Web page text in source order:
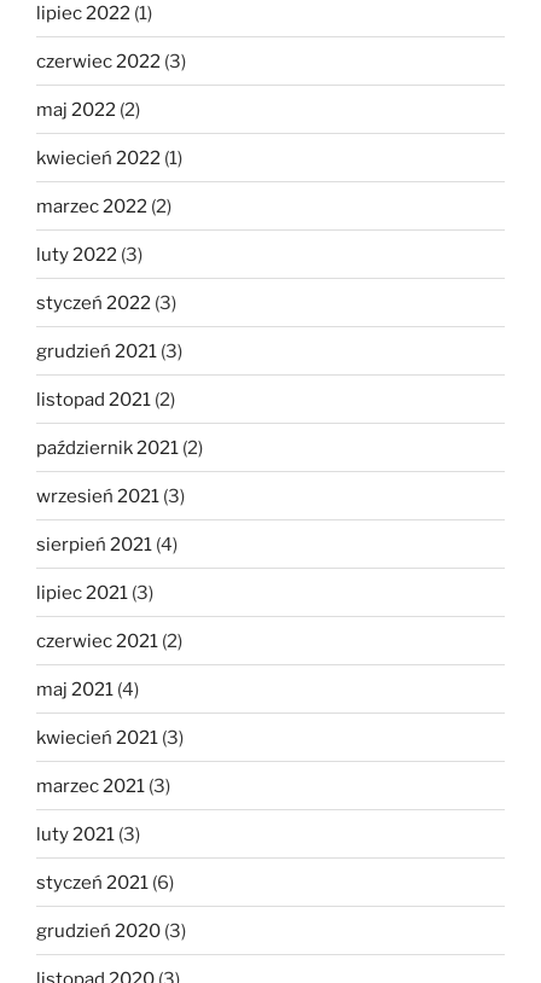
lipiec 2022 (1)
czerwiec 2022 (3)
maj 2022 (2)
kwiecień 2022 (1)
marzec 2022 (2)
luty 2022 (3)
styczeń 2022 (3)
grudzień 2021 (3)
listopad 2021 (2)
październik 2021 (2)
wrzesień 2021 (3)
sierpień 2021 (4)
lipiec 2021 (3)
czerwiec 2021 (2)
maj 2021 (4)
kwiecień 2021 (3)
marzec 2021 (3)
luty 2021 (3)
styczeń 2021 (6)
grudzień 2020 (3)